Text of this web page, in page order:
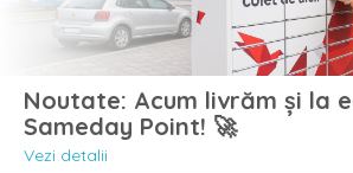
Noutate: Acum livrăm și la
Sameday Point! 🚀
Vezi detalii